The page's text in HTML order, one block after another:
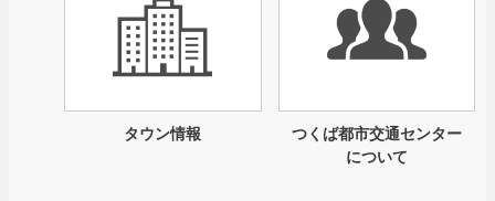
タウン情報
つくば都市交通センター
について